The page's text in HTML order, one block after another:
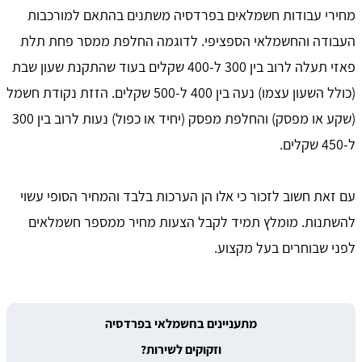
מחירי עבודות חשמלאים בפרדסיה משתנים בהתאם למורכבות
העבודה והחשמלאי הספציפי. לדוגמה החלפת ממסר פחת תלת
פאזי תעלה לרוב בין 300 ל-400 שקלים בעוד שהתקנת שעון שבת
(כולל השעון עצמו) נעה בין 400 ל-500 שקלים. הזזת נקודת חשמל
(שקע או מפסק) והחלפת מפסק (יחיד או כפול) נעות לרוב בין 300
ל-450 שקלים.
עם זאת חשוב לזכור כי אלו הן הערכות בלבד והמחיר הסופי עשוי
להשתנות. מומלץ תמיד לקבל הצעות מחיר ממספר חשמלאים
לפני שבוחרים בעל מקצוע.
מתעניינים בחשמלאי בפרדסיה
וזקוקים לשירות?